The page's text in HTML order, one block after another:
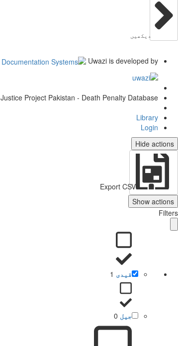
دیکھیں
Uwazi is developed by
Justice Project Pakistan - Death Penalty Database
Library
Login
Hide actions
Export CSV
Show actions
Filters
قیدی 1
جیل 0